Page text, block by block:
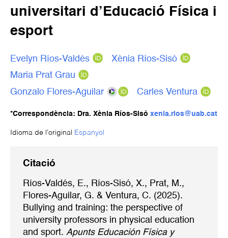
universitari d’Educació Física i
esport
Evelyn Ríos-Valdés
Xènia Ríos-Sisó
Maria Prat Grau
Gonzalo Flores-Aguilar
Carles Ventura
*Correspondència: Dra. Xènia Ríos-Sisó xenia.rios@uab.cat
Idioma de l’original Espanyol
Citació
Ríos-Valdés, E., Ríos-Sisó, X., Prat, M.,
Flores-Aguilar, G. & Ventura, C. (2025).
Bullying and training: the perspective of
university professors in physical education
and sport. Apunts Educación Física y